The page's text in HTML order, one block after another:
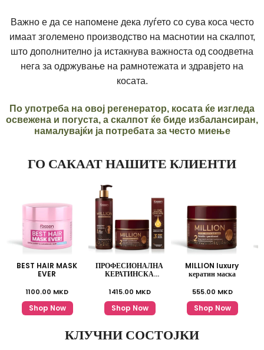
Важно е да се напомене дека луѓето со сува коса често
имаат зголемено производство на маснотии на скалпот,
што дополнително ја истакнува важноста од соодветна
нега за одржување на рамнотежата и здравјето на
косата.
По употреба на овој регенератор, косата ќе изгледа
освежена и погуста, а скалпот ќе биде избалансиран,
намалувајќи ја потребата за често миење
ГО САКААТ НАШИТЕ КЛИЕНТИ
BEST HAIR MASK
EVER
1100.00 MKD
Shop Now
ПРОФЕСИОНАЛНА
КЕРАТИНСКА
1415.00 MKD
Shop Now
MILLION luxury
кератин маска
555.00 MKD
Shop Now
КЛУЧНИ СОСТОЈКИ